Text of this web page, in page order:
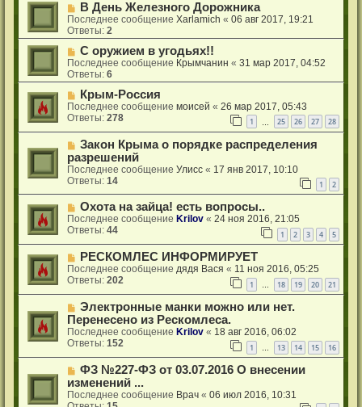
В День Железного Дорожника
Последнее сообщениеXarlamich «06 авг 2017, 19:21
Ответы:2
С оружием в угодьях!!
Последнее сообщение Крымчанин «31 мар 2017, 04:52
Ответы:6
Крым-Россия
Последнее сообщениемоисей «26 мар 2017, 05:43
Ответы:278 1 25 26 27 28
Закон Крыма о порядке распределения
разрешений
Последнее сообщениеУлисс « 17 янв 2017, 10:10
Ответы:14 1 2
Охота на зайца! есть вопросы..
Последнее сообщение Krilov «24 ноя 2016, 21:05
Ответы:44 1 2 3 4 5
РЕСКОМЛЕС ИНФОРМИРУЕТ
Последнее сообщениедядя Вася « 11 ноя 2016, 05:25
Ответы:202 1 … 18 19 20 21
Электронные манки можно или нет.
Перенесено из Рескомлеса.
Последнее сообщение Krilov « 18 авг 2016, 06:02
Ответы:152 1 13 14 15 16
ФЗ №227-ФЗ от 03.07.2016 О внесении
изменений ...
Последнее сообщение Врач «06 июл 2016, 10:31